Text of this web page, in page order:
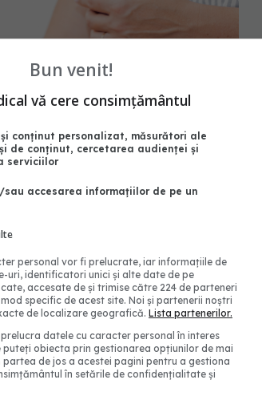
Bun venit!
vă cere consimțământul
conținut personalizat, măsurători ale
de conținut, cercetarea audienței și
serviciilor
sau accesarea informațiilor de pe un
personal vor fi prelucrate, iar informațiile de
uri, identificatori unici și alte date de pe
accesate de și trimise către 224 de parteneri
specific de acest site. Noi și partenerii noștri
de localizare geografică. Lista partenerilor.
datele cu caracter personal în interes
puteți obiecta prin gestionarea opțiunilor de mai
partea de jos a acestei pagini pentru a gestiona
în setările de confidențialitate și